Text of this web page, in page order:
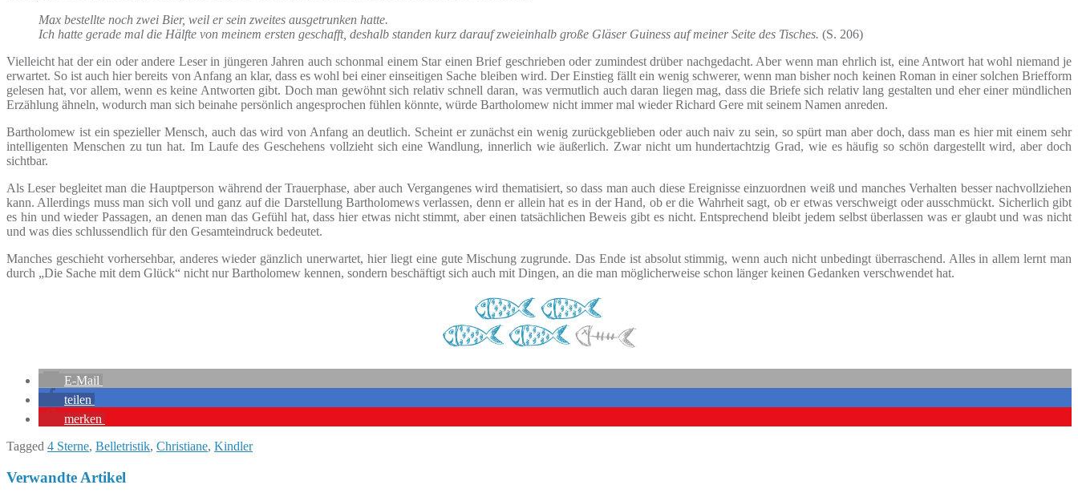
Max bestellte noch zwei Bier, weil er sein zweites ausgetrunken hatte.
Ich hatte gerade mal die Hälfte von meinem ersten geschafft, deshalb standen kurz darauf zweieinhalb große Gläser Guiness auf meiner Seite des Tisches. (S. 206)
Vielleicht hat der ein oder andere Leser in jüngeren Jahren auch schonmal einem Star einen Brief geschrieben oder zumindest drüber nachgedacht. Aber wenn man ehrlich ist, eine Antwort hat wohl niemand je
erwartet. So ist auch hier bereits von Anfang an klar, dass es wohl bei einer einseitigen Sache bleiben wird. Der Einstieg fällt ein wenig schwerer, wenn man bisher noch keinen Roman in einer solchen Briefform
gelesen hat, vor allem, wenn es keine Antworten gibt. Doch man gewöhnt sich relativ schnell daran, was vermutlich auch daran liegen mag, dass die Briefe sich relativ lang gestalten und eher einer mündlichen
Erzählung ähneln, wodurch man sich beinahe persönlich angesprochen fühlen könnte, würde Bartholomew nicht immer mal wieder Richard Gere mit seinem Namen anreden.
Bartholomew ist ein spezieller Mensch, auch das wird von Anfang an deutlich. Scheint er zunächst ein wenig zurückgeblieben oder auch naiv zu sein, so spürt man aber doch, dass man es hier mit einem sehr
intelligenten Menschen zu tun hat. Im Laufe des Geschehens vollzieht sich eine Wandlung, innerlich wie äußerlich. Zwar nicht um hundertachtzig Grad, wie es häufig so schön dargestellt wird, aber doch
sichtbar.
Als Leser begleitet man die Hauptperson während der Trauerphase, aber auch Vergangenes wird thematisiert, so dass man auch diese Ereignisse einzuordnen weiß und manches Verhalten besser nachvollziehen
kann. Allerdings muss man sich voll und ganz auf die Darstellung Bartholomews verlassen, denn er allein hat es in der Hand, ob er die Wahrheit sagt, ob er etwas verschweigt oder ausschmückt. Sicherlich gibt
es hin und wieder Passagen, an denen man das Gefühl hat, dass hier etwas nicht stimmt, aber einen tatsächlichen Beweis gibt es nicht. Entsprechend bleibt jedem selbst überlassen was er glaubt und was nicht
und was dies schlussendlich für den Gesamteindruck bedeutet.
Manches geschieht vorhersehbar, anderes wieder gänzlich unerwartet, hier liegt eine gute Mischung zugrunde. Das Ende ist absolut stimmig, wenn auch nicht unbedingt überraschend. Alles in allem lernt man
durch „Die Sache mit dem Glück“ nicht nur Bartholomew kennen, sondern beschäftigt sich auch mit Dingen, an die man möglicherweise schon länger keinen Gedanken verschwendet hat.
E-Mail
teilen
merken
Tagged 4 Sterne, Belletristik, Christiane, Kindler
Verwandte Artikel